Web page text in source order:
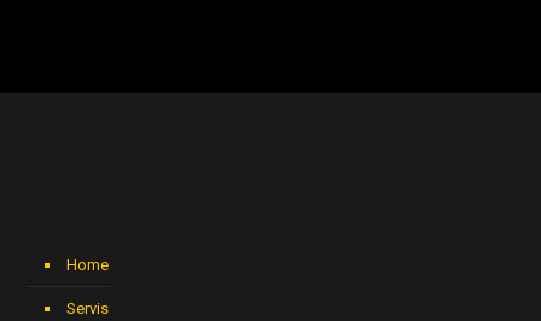
Home
Servis